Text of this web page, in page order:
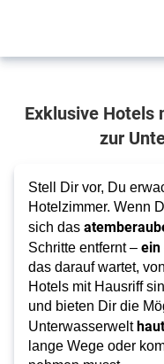
mit
zum
Hausriff
Exklusive Hotels
zur
Stell Dir vor, Du
Hotelzimmer. Wenn
sich das
Schritte entfernt – ein
das darauf wartet,
Hotels mit Hausriff
und bieten Dir die
Unterwasserwelt
lange Wege oder